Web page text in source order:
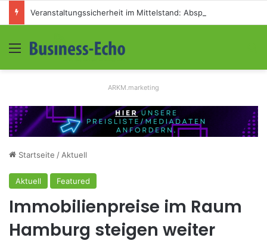
Menü
ARKM.marketing
Startseite / Aktuell
Aktuell Featured
Immobilienpreise im Raum
Hamburg steigen weiter